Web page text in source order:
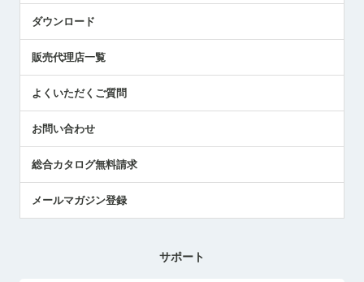
国/地域/言語
社員ブログ
中小企業のBCP地震対策
センサのテクニカルガイド
社長ブログ
ダウンロード
販売代理店一覧
よくいただくご質問
お問い合わせ
総合カタログ無料請求
メールマガジン登録
サポート